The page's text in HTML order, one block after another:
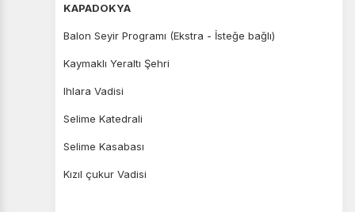
KAPADOKYA
Balon Seyir Programı (Ekstra - İsteğe bağlı)
Kaymaklı Yeraltı Şehri
Ihlara Vadisi
Selime Katedrali
Selime Kasabası
Kızıl çukur Vadisi